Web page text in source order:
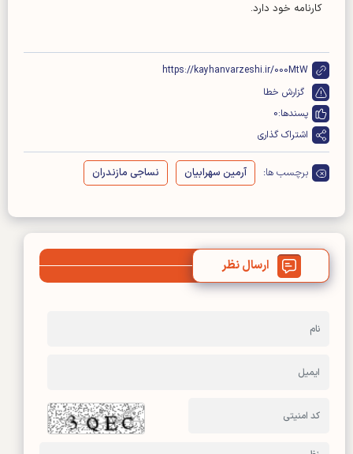
کارنامه خود دارد.
https://kayhanvarzeshi.ir/000MtW
گزارش خطا
پسندها:0
اشتراک گذاری
برچسب ها: آرمین سهرابیان نساجی مازندران
ارسال نظر